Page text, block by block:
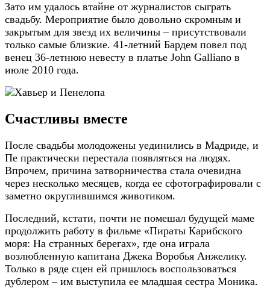
Зато им удалось втайне от журналистов сыграть
свадьбу. Мероприятие было довольно скромным и
закрытым для звезд их величины – присутствовали
только самые близкие. 41-летний Бардем повел под
венец 36-летнюю невесту в платье John Galliano в
июле 2010 года.
Счастливы вместе
После свадьбы молодожены уединились в Мадриде, и
Пе практически перестала появляться на людях.
Впрочем, причина затворничества стала очевидна
через несколько месяцев, когда ее сфотографировали с
заметно округлившимся животиком.
Последний, кстати, почти не помешал будущей маме
продолжить работу в фильме «Пираты Карибского
моря: На странных берегах», где она играла
возлюбленную капитана Джека Воробья Анжелику.
Только в ряде сцен ей пришлось воспользоваться
дублером – им выступила ее младшая сестра Моника.